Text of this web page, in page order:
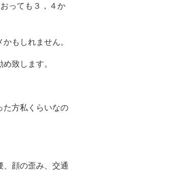
っても３，４か
もしれません。
致します。
た方私くらいなの
顔の歪み、交通